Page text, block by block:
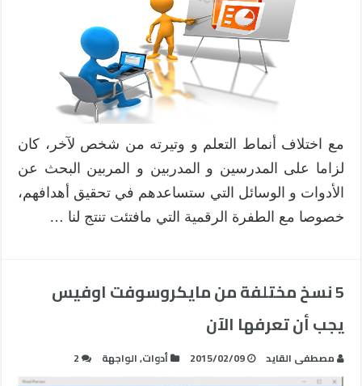
مع اختلاف أنماط التعلم و وتيرته من شخص لآخر، كان
لزاما على المدرسين و المدربين و المربين البحث عن
الأدوات و الوسائل التي ستساعدهم في تحقيق أهدافهم،
خصوصا مع الطفرة الرقمية التي مافتئت تنتج لنا …
5 نسخ مختلفة من مايكروسوفت اوفيس
يجب أن تعرفها الآن
مصطفى القايد 2015/02/09 أدوات,الواجهة 2